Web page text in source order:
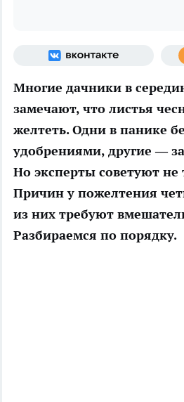
Многие дачники в
замечают, что листья
желтеть. Одни в панике
удобрениями, другие —
Но эксперты советуют не
Причин у пожелтения
из них требуют
Разбираемся по порядку.